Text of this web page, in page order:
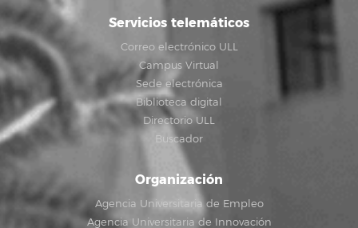
Servicios telemáticos
Correo electrónico ULL
Campus Virtual
Sede electrónica
Biblioteca digital
Directorio ULL
Buscador
Organización
Agencia Universitaria de Empleo
Agencia Universitaria de Innovación